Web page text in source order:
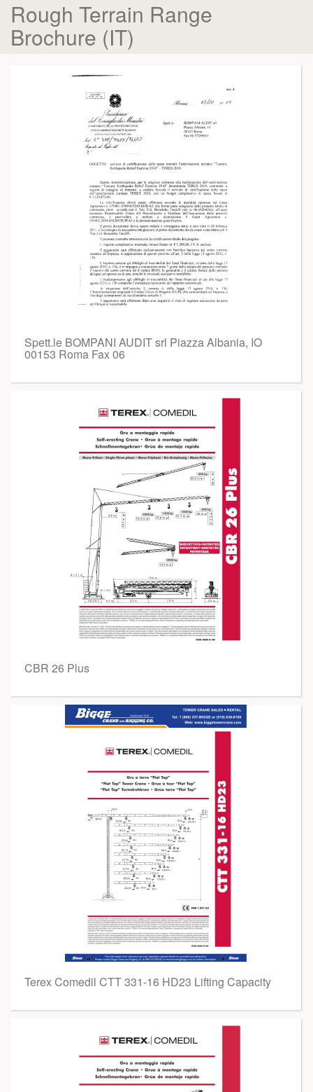
Rough Terrain Range
Brochure (IT)
Spett.le BOMPANI AUDIT srl Piazza Albania, IO
00153 Roma Fax 06
CBR 26 Plus
Terex Comedil CTT 331-16 HD23 Lifting Capacity